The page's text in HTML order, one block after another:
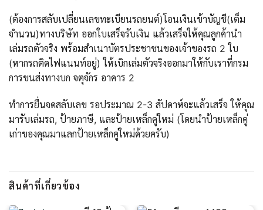
(ต้องการสลับเปลี่ยนเลขทะเบียนรถยนต์)โอนเงินเข้าบัญชี(เต็ม
จำนวน)ทางบริษัท ออกใบเสร็จรับเงิน แล้วเสร็จให้คุณลูกค้านำ
เล่มรถตัวจริง พร้อมสำเนาบัตรประชาชนของเจ้าของรถ 2 ใบ
(หากรถติดไฟแนนท์อยู่) ให้เบิกเล่มตัวจริงออกมาให้กับเราที่กรม
การขนส่งทางบก จตุจักร อาคาร 2
ทำการยื่นจดสลับเลข รอประมาณ 2-3 สัปดาห์จะแล้วเสร็จ ให้คุณ
มารับเล่มรถ, ป้ายภาษี, และป้ายเหล็กคู่ใหม่ (โดยนำป้ายเหล็กคู่
เก่าของคุณมาแลกป้ายเหล็กคู่ใหม่ด้วยครับ)
สินค้าที่เกี่ยวข้อง